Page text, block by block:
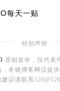
每天一贴
特别声明
原创发布，仅代表
冬镜博客网仅提
议请联系